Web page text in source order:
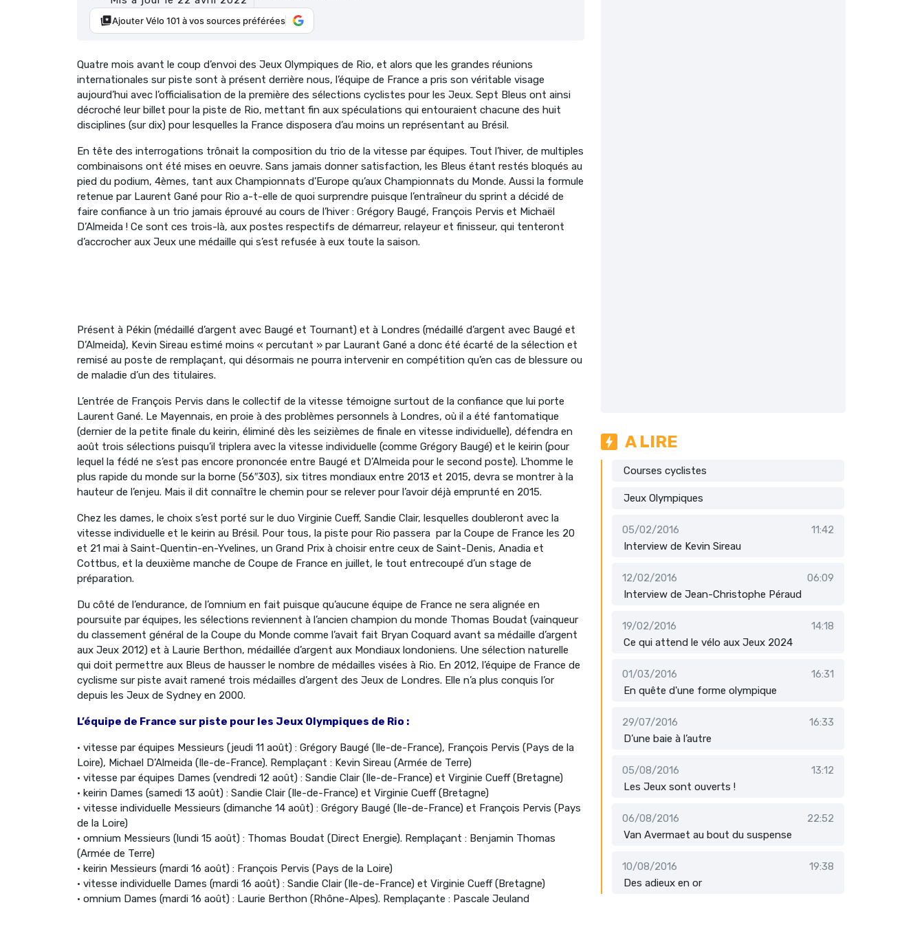
Ajouter Vélo 101 à vos sources préférées
Quatre mois avant le coup d’envoi des Jeux Olympiques de Rio, et alors que les grandes réunions
internationales sur piste sont à présent derrière nous, l’équipe de France a pris son véritable visage
aujourd’hui avec l’officialisation de la première des sélections cyclistes pour les Jeux. Sept Bleus ont ainsi
décroché leur billet pour la piste de Rio, mettant fin aux spéculations qui entouraient chacune des huit
disciplines (sur dix) pour lesquelles la France disposera d’au moins un représentant au Brésil.
En tête des interrogations trônait la composition du trio de la vitesse par équipes. Tout l’hiver, de multiples
combinaisons ont été mises en oeuvre. Sans jamais donner satisfaction, les Bleus étant restés bloqués au
pied du podium, 4èmes, tant aux Championnats d’Europe qu’aux Championnats du Monde. Aussi la formule
retenue par Laurent Gané pour Rio a-t-elle de quoi surprendre puisque l’entraîneur du sprint a décidé de
faire confiance à un trio jamais éprouvé au cours de l’hiver : Grégory Baugé, François Pervis et Michaël
D’Almeida ! Ce sont ces trois-là, aux postes respectifs de démarreur, relayeur et finisseur, qui tenteront
d’accrocher aux Jeux une médaille qui s’est refusée à eux toute la saison.
Présent à Pékin (médaillé d’argent avec Baugé et Tournant) et à Londres (médaillé d’argent avec Baugé et
D’Almeida), Kevin Sireau estimé moins « percutant » par Laurant Gané a donc été écarté de la sélection et
remisé au poste de remplaçant, qui désormais ne pourra intervenir en compétition qu’en cas de blessure ou
de maladie d’un des titulaires.
L’entrée de François Pervis dans le collectif de la vitesse témoigne surtout de la confiance que lui porte
Laurent Gané. Le Mayennais, en proie à des problèmes personnels à Londres, où il a été fantomatique
(dernier de la petite finale du keirin, éliminé dès les seizièmes de finale en vitesse individuelle), défendra en
août trois sélections puisqu’il triplera avec la vitesse individuelle (comme Grégory Baugé) et le keirin (pour
lequel la fédé ne s’est pas encore prononcée entre Baugé et D’Almeida pour le second poste). L’homme le
plus rapide du monde sur la borne (56″303), six titres mondiaux entre 2013 et 2015, devra se montrer à la
hauteur de l’enjeu. Mais il dit connaître le chemin pour se relever pour l’avoir déjà emprunté en 2015.
Chez les dames, le choix s’est porté sur le duo Virginie Cueff, Sandie Clair, lesquelles doubleront avec la
vitesse individuelle et le keirin au Brésil. Pour tous, la piste pour Rio passera par la Coupe de France les 20
et 21 mai à Saint-Quentin-en-Yvelines, un Grand Prix à choisir entre ceux de Saint-Denis, Anadia et
Cottbus, et la deuxième manche de Coupe de France en juillet, le tout entrecoupé d’un stage de
préparation.
Du côté de l’endurance, de l’omnium en fait puisque qu’aucune équipe de France ne sera alignée en
poursuite par équipes, les sélections reviennent à l’ancien champion du monde Thomas Boudat (vainqueur
du classement général de la Coupe du Monde comme l’avait fait Bryan Coquard avant sa médaille d’argent
aux Jeux 2012) et à Laurie Berthon, médaillée d’argent aux Mondiaux londoniens. Une sélection naturelle
qui doit permettre aux Bleus de hausser le nombre de médailles visées à Rio. En 2012, l’équipe de France de
cyclisme sur piste avait ramené trois médailles d’argent des Jeux de Londres. Elle n’a plus conquis l’or
depuis les Jeux de Sydney en 2000.
L’équipe de France sur piste pour les Jeux Olympiques de Rio :
• vitesse par équipes Messieurs (jeudi 11 août) : Grégory Baugé (Ile-de-France), François Pervis (Pays de la
Loire), Michael D’Almeida (Ile-de-France). Remplaçant : Kevin Sireau (Armée de Terre)
• vitesse par équipes Dames (vendredi 12 août) : Sandie Clair (Ile-de-France) et Virginie Cueff (Bretagne)
• keirin Dames (samedi 13 août) : Sandie Clair (Ile-de-France) et Virginie Cueff (Bretagne)
• vitesse individuelle Messieurs (dimanche 14 août) : Grégory Baugé (Ile-de-France) et François Pervis (Pays
de la Loire)
• omnium Messieurs (lundi 15 août) : Thomas Boudat (Direct Energie). Remplaçant : Benjamin Thomas
(Armée de Terre)
• keirin Messieurs (mardi 16 août) : François Pervis (Pays de la Loire)
• vitesse individuelle Dames (mardi 16 août) : Sandie Clair (Ile-de-France) et Virginie Cueff (Bretagne)
• omnium Dames (mardi 16 août) : Laurie Berthon (Rhône-Alpes). Remplaçante : Pascale Jeuland
A LIRE
Courses cyclistes
Jeux Olympiques
05/02/2016
11:42
Interview de Kevin Sireau
12/02/2016
06:09
Interview de Jean-Christophe Péraud
19/02/2016
14:18
Ce qui attend le vélo aux Jeux 2024
01/03/2016
16:31
En quête d'une forme olympique
29/07/2016
16:33
D’une baie à l’autre
05/08/2016
13:12
Les Jeux sont ouverts !
06/08/2016
22:52
Van Avermaet au bout du suspense
10/08/2016
19:38
Des adieux en or